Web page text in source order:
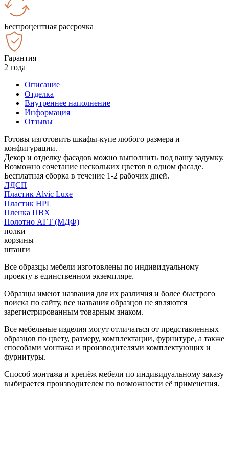
Беспроцентная рассрочка
Гарантия
2 года
Описание
Отделка
Внутреннее наполнение
Информация
Отзывы
Готовы изготовить шкафы-купе любого размера и
конфигурации.
Декор и отделку фасадов можно выполнить под вашу задумку.
Возможно сочетание нескольких цветов в одном фасаде.
Бесплатная сборка в течение 1-2 рабочих дней.
ЛДСП
Пластик Alvic Luxe
Пластик HPL
Пленка ПВХ
Полотно АГТ (МДФ)
полки
корзины
штанги
Все образцы мебели изготовлены по индивидуальному
проекту в единственном экземпляре.
Образцы имеют названия для их различия и более быстрого
поиска по сайту, все названия образцов не являются
зарегистрированным товарным знаком.
Все мебельные изделия могут отличаться от представленных
образцов по цвету, размеру, комплектации, фурнитуре, а также
способами монтажа и производителями комплектующих и
фурнитуры.
Способ монтажа и крепёж мебели по индивидуальному заказу
выбирается производителем по возможности её применения.